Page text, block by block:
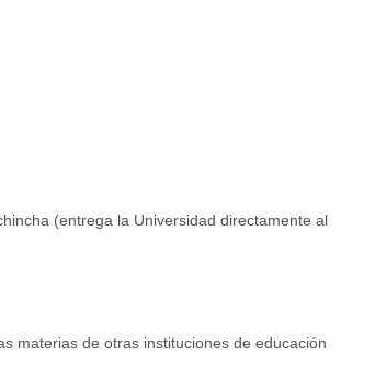
(entrega la Universidad directamente al
materias de otras instituciones de educación